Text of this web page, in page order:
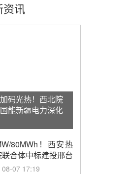
资讯
码光热！西北院
能新疆电力深化
80MWh！西安热
合体中标建投邢台
盐储热调峰调频改
08-07 17:19